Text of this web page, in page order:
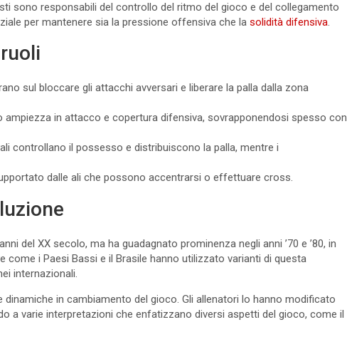
sono responsabili del controllo del ritmo del gioco e del collegamento
per mantenere sia la pressione offensiva che la solidità difensiva.
sul bloccare gli attacchi avversari e liberare la palla dalla zona
in attacco e copertura difensiva, sovrapponendosi spesso con
controllano il possesso e distribuiscono la palla, mentre i
dalle ali che possono accentrarsi o effettuare cross.
del XX secolo, ma ha guadagnato prominenza negli anni ’70 e ’80, in
come i Paesi Bassi e il Brasile hanno utilizzato varianti di questa
internazionali.
dinamiche in cambiamento del gioco. Gli allenatori lo hanno modificato
a varie interpretazioni che enfatizzano diversi aspetti del gioco, come il